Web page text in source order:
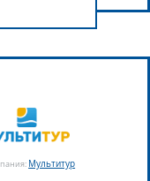
Мультитур